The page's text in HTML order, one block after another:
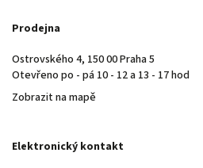
Prodejna
Ostrovského 4, 150 00 Praha 5
Otevřeno po - pá 10 - 12 a 13 - 17 hod
Zobrazit na mapě
Elektronický kontakt